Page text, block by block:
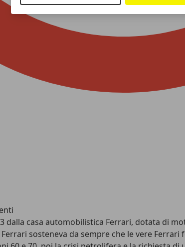
dalla casa automobilistica Ferrari, dotata di
sosteneva da sempre che le vere